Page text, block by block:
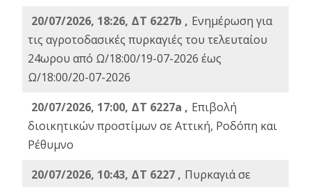
20/07/2026, 18:26, ΔΤ 6227b , Ενημέρωση για
τις αγροτοδασικές πυρκαγιές του τελευταίου
24ωρου από Ω/18:00/19-07-2026 έως
Ω/18:00/20-07-2026
20/07/2026, 17:00, ΔΤ 6227a , Επιβολή
διοικητικών προστίμων σε Αττική, Ροδόπη και
Ρέθυμνο
20/07/2026, 10:43, ΔΤ 6227 , Πυρκαγιά σε